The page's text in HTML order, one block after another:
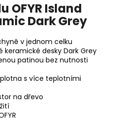
OFYR Island
Dark Grey
v jednom celku
desky Dark Grey
patinou bez nutnosti
s více teplotními
na dřevo